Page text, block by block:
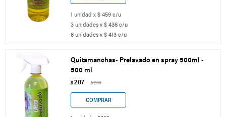
1 unidad x $ 459 c/u
3 unidades x $ 436 c/u
6 unidades x $ 413 c/u
Quitamanchas- Prelavado en spray 500ml -
500 ml
$207 $259